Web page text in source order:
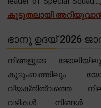
കൂടുതലായി
ഭാനു ഉദയ് 2026
നിങ്ങളുടെ
കുടുംബത്തിലും
വ്യക്തിത്വത്തെ
വഴികൾ നിങ്ങൾ